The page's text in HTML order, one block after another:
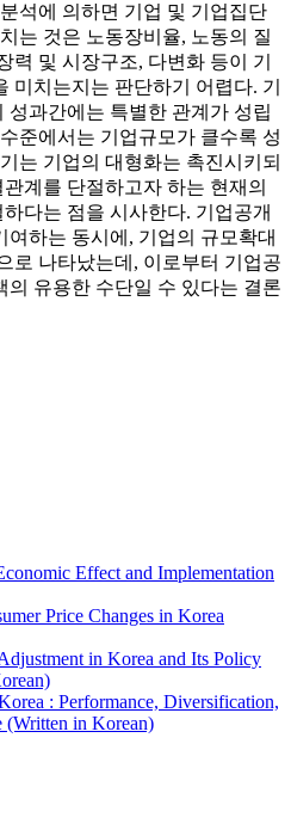
석에 의하면 기업 및 기업집단
는 것은 노동장비율, 노동의 질
력 및 시장구조, 다변화 등이 기
미치는지는 판단하기 어렵다. 기
성과간에는 특별한 관계가 성립
준에서는 기업규모가 클수록 성
는 기업의 대형화는 촉진시키되
계를 단절하고자 하는 현재의
다는 점을 시사한다. 기업공개
하는 동시에, 기업의 규모확대
로 나타났는데, 이로부터 기업공
유용한 수단일 수 있다는 결론
Effect and Implementation
Price Changes in Korea
in Korea and Its Policy
: Performance, Diversification,
(Written in Korean)